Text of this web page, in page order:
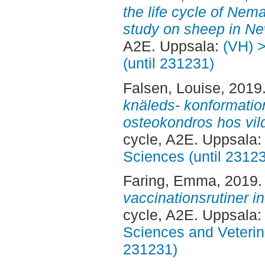
the life cycle of
study on sheep in
A2E. Uppsala: (VH)
(until 231231)
Falsen, Louise,
knäleds-
osteokondros hos
cycle, A2E. Uppsala:
Sciences (until
Faring, Emma,
vaccinationsrutiner
cycle, A2E. Uppsala:
Sciences and
231231)